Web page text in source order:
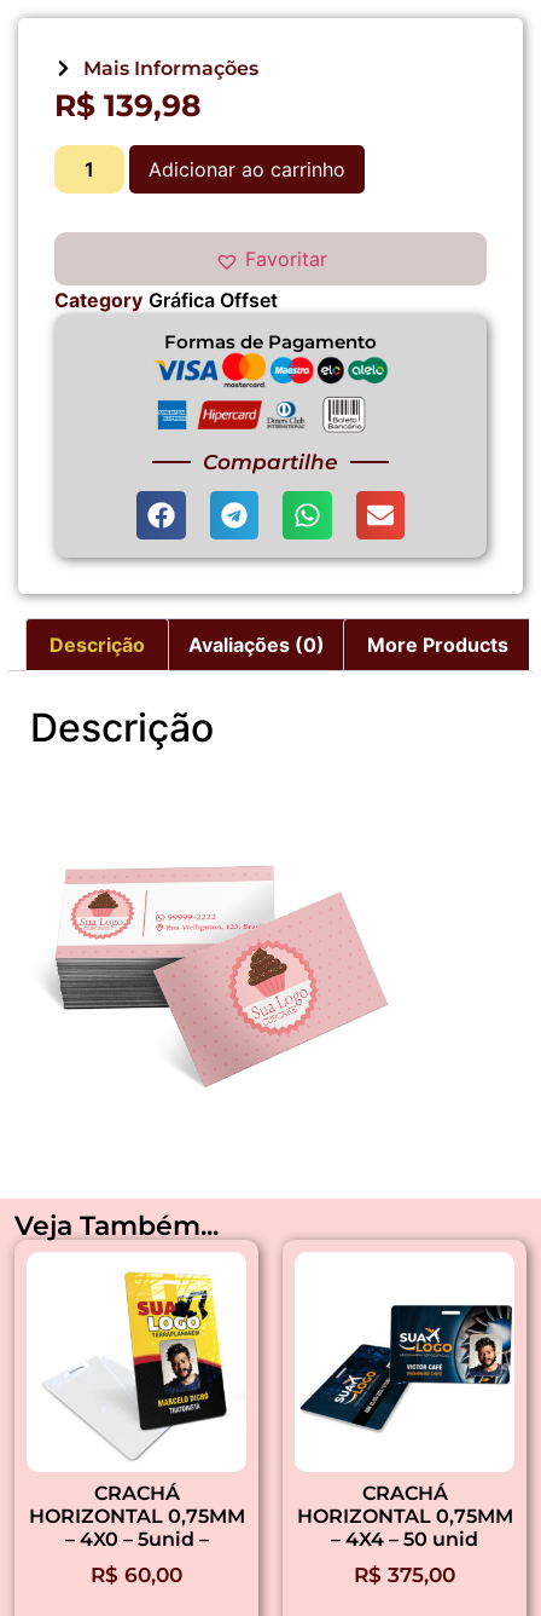
Mais Informações
R$ 139,98
Adicionar ao carrinho
Favoritar
Category Gráfica Offset
Formas de Pagamento
Compartilhe
Descrição Avaliações (0) More Products
Descrição
Veja Também...
CRACHÁ
HORIZONTAL 0,75MM
– 4X0 – 5unid –
R$ 60,00
CRACHÁ
HORIZONTAL 0,75MM
– 4X4 – 50 unid
R$ 375,00